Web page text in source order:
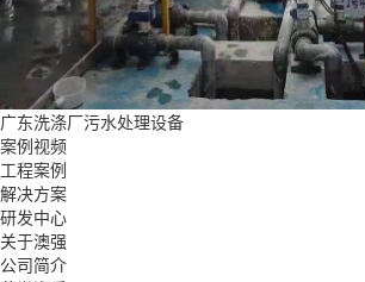
广东洗涤厂污水处理设备
案例视频
工程案例
解决方案
研发中心
关于澳强
公司简介